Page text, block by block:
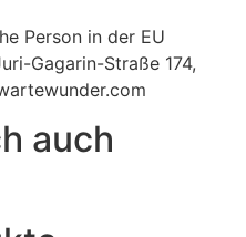
Person in der EU
Gagarin-Straße 174,
auch